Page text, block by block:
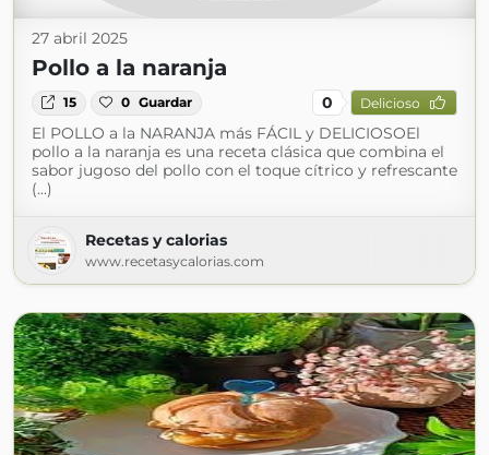
27 abril 2025
Pollo a la naranja
15 0 Guardar 0 Delicioso
El POLLO a la NARANJA más FÁCIL y DELICIOSOEl
pollo a la naranja es una receta clásica que combina el
sabor jugoso del pollo con el toque cítrico y refrescante
(...)
Recetas y calorias
www.recetasycalorias.com